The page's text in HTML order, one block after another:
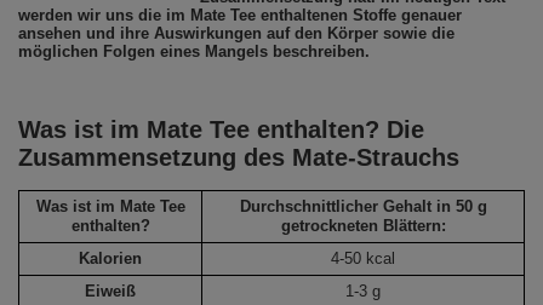
werden wir uns die im Mate Tee enthaltenen Stoffe genauer
ansehen und ihre Auswirkungen auf den Körper sowie die
möglichen Folgen eines Mangels beschreiben.
Was ist im Mate Tee enthalten? Die
Zusammensetzung des Mate-Strauchs
Was ist im Mate Tee
enthalten?
Durchschnittlicher Gehalt in 50 g
getrockneten Blättern:
Kalorien
4-50 kcal
Eiweiß
1-3 g